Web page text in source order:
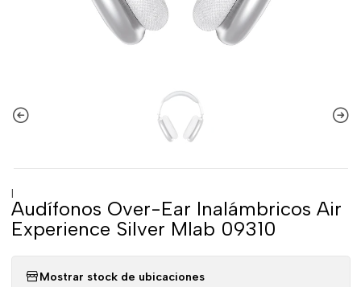
|
Audífonos Over-Ear Inalámbricos Air
Experience Silver Mlab 09310
Mostrar stock de ubicaciones